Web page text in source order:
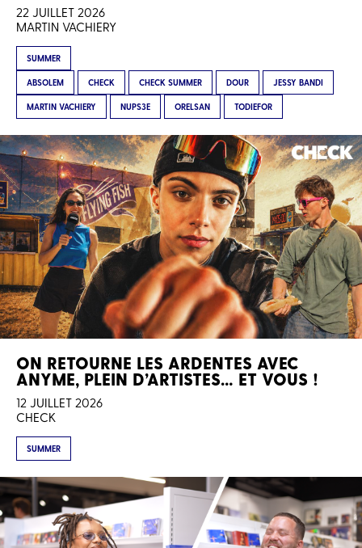
22 JUILLET 2026
MARTIN VACHIERY
SUMMER
ABSOLEM CHECK CHECK SUMMER DOUR JESSY BANDI
MARTIN VACHIERY NUPS3E ORELSAN TODIEFOR
ON RETOURNE LES ARDENTES AVEC
ANYME, PLEIN D’ARTISTES… ET VOUS !
12 JUILLET 2026
CHECK
SUMMER